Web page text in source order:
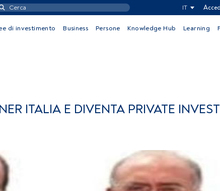
IT
di investimento Business Persone Knowledge Hub Learning
ITALIA E DIVENTA PRIVATE